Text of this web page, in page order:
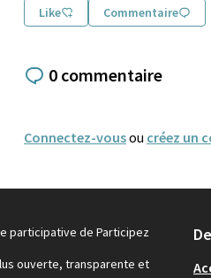
Like Commentaire
0 commentaire
Connectez-vousou créez un
participative de Participez
ouverte, transparente et